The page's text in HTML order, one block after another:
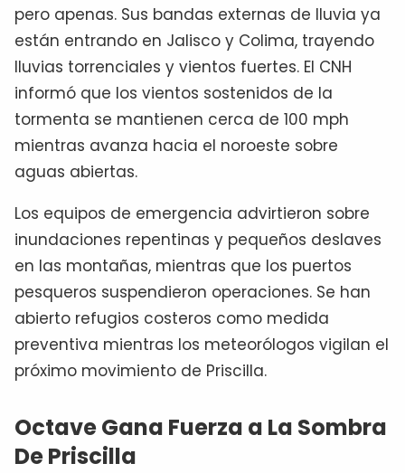
pero apenas. Sus bandas externas de lluvia ya
están entrando en Jalisco y Colima, trayendo
lluvias torrenciales y vientos fuertes. El CNH
informó que los vientos sostenidos de la
tormenta se mantienen cerca de 100 mph
mientras avanza hacia el noroeste sobre
aguas abiertas.
Los equipos de emergencia advirtieron sobre
inundaciones repentinas y pequeños deslaves
en las montañas, mientras que los puertos
pesqueros suspendieron operaciones. Se han
abierto refugios costeros como medida
preventiva mientras los meteorólogos vigilan el
próximo movimiento de Priscilla.
Octave Gana Fuerza a La Sombra
De Priscilla